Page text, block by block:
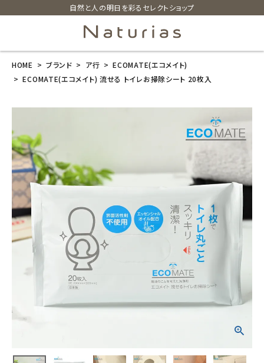
自然と人の明日を彩るセレクトショップ
search
ECOMATE(エ
コメイト) 流せ
る トイレお掃
除シート 20枚
カテゴリーから探す
HOME ブランド ア行
ECOMATE(エコメイト)
ECOMATE(エコメイト) 流せる トイレお掃除シート 20枚入